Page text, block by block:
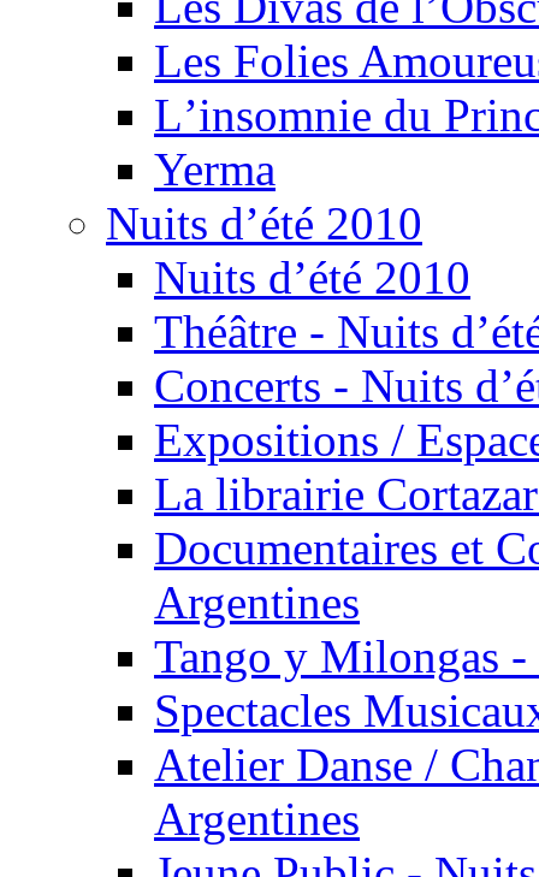
Les Folies
Lʼinsomnie du
Yerma
Nuits d’été 2010
Nuits d’été 2010
Théâtre - Nuits
Concerts - Nuits
Expositions /
La librairie
Documentaires et
Argentines
Tango y Milongas -
Spectacles
Atelier Danse /
Argentines